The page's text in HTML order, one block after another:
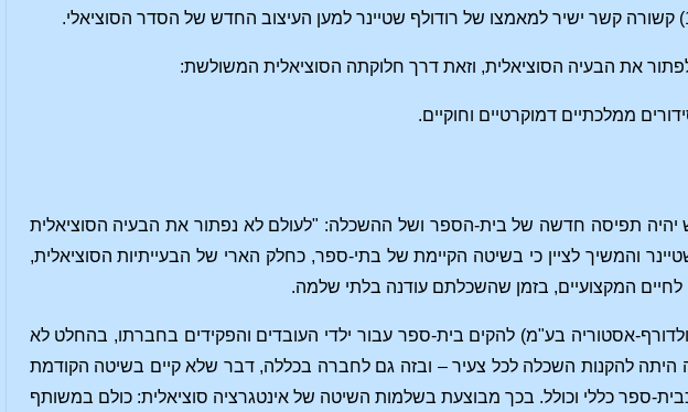
את הבעיה הסוציאלית, וזאת דרך חלוקתה הסוציאלית המשולשת:
ממלכתיים דמוקרטיים וחוקיים.
יהיה תפיסה חדשה של בית-הספר ושל ההשכלה: "לעולם לא נפתור את הבעיה הסוציאלית
והמשיך לציין כי בשיטה הקיימת של בתי-ספר, כחלק הארי של הבעייתיות הסוציאלית,
לחיים המקצועיים, בזמן שהשכלתם עודנה בלתי שלמה.
אסטוריה בע"מ) להקים בית-ספר עבור ילדי העובדים והפקידים בחברתו, בהחלט לא
להקנות השכלה לכל צעיר – ובזה גם לחברה בכללה, דבר שלא קיים בשיטה הקודמת
ספר כללי וכולל. בכך מבוצעת בשלמות השיטה של אינטגרציה סוציאלית: כולם במשותף